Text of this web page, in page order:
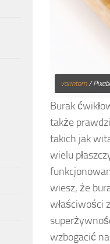
varintorn/
Burak
także
takich jak
wielu
wiesz, że
właściwości
wzbogacić